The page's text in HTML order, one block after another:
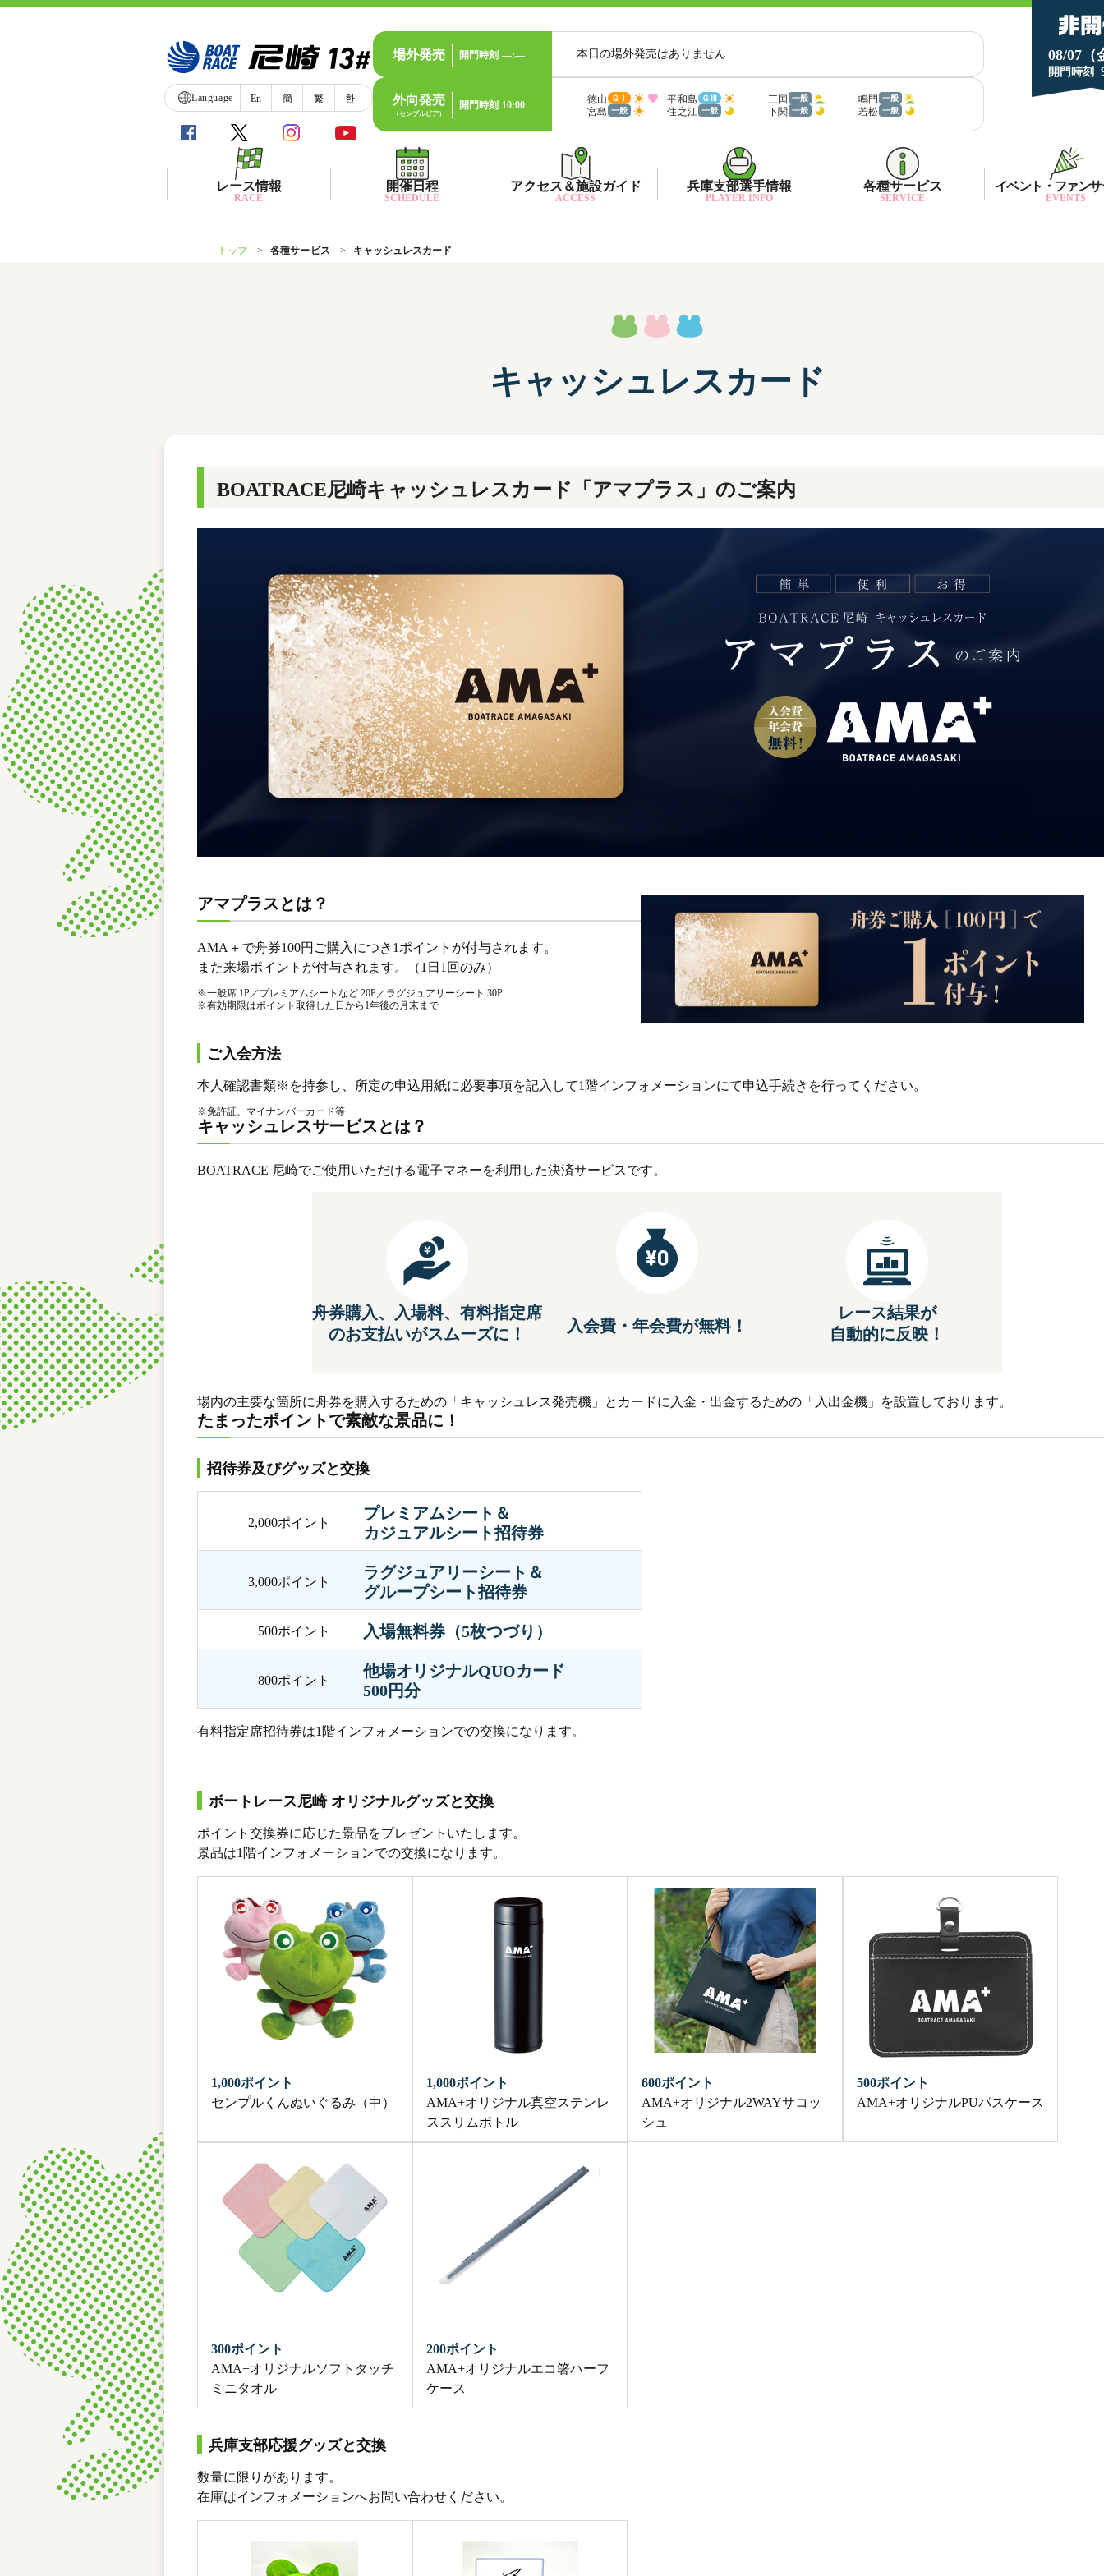
08/07（
開門時刻
Language En 簡 繁 한
場外発売 開門時刻 —:— 本日の場外発売はありません
外向発売
（センプルピア）
開門時刻 10:00 徳山 ＧⅠ 平和島 ＧⅢ 三国 一般 鳴門 一般
宮島 一般 住之江 一般 下関 一般 若松 一般
レース情報
RACE
ボートデータ
前検タイムランキング
選手検索
開催日程
SCHEDULE
アクセス＆施設ガイド
ACCESS
ファン送迎バス時刻表
施設案内
兵庫支部選手情報
PLAYER INFO
兵庫支部選手優勝実績
兵庫支部選手プロフィール一覧
各種サービス
SERVICE
マスコットキャラクター
イベント・ファン
EVENTS
トップ 各種サービス キャッシュレスカード
キャッシュレスカード
BOATRACE尼崎キャッシュレスカード「アマプラス」のご案内
アマプラスとは？
AMA＋で舟券100円ご購入につき1ポイントが付与されます。
また来場ポイントが付与されます。（1日1回のみ）
※一般席 1P／プレミアムシートなど 20P／ラグジュアリーシート 30P
※有効期限はポイント取得した日から1年後の月末まで
ご入会方法
本人確認書類※を持参し、所定の申込用紙に必要事項を記入して1階インフォメーションにて申込手続きを行ってください。
※免許証、マイナンバーカード等
キャッシュレスサービスとは？
BOATRACE 尼崎でご使用いただける電子マネーを利用した決済サービスです。
舟券購入、入場料、有料指定席
のお支払いがスムーズに！
入会費・年会費が無料！
レース結果が
自動的に反映！
場内の主要な箇所に舟券を購入するための「キャッシュレス発売機」とカードに入金・出金するための「入出金機」を設置しております。
たまったポイントで素敵な景品に！
招待券及びグッズと交換
2,000ポイント
プレミアムシート＆
カジュアルシート招待券
3,000ポイント
ラグジュアリーシート＆
グループシート招待券
500ポイント 入場無料券（5枚つづり）
800ポイント
他場オリジナルQUOカード
500円分
有料指定席招待券は1階インフォメーションでの交換になります。
ボートレース尼崎 オリジナルグッズと交換
ポイント交換券に応じた景品をプレゼントいたします。
景品は1階インフォメーションでの交換になります。
1,000ポイント
センプルくんぬいぐるみ（中）
1,000ポイント
AMA+オリジナル真空ステンレ
ススリムボトル
600ポイント
AMA+オリジナル2WAYサコッ
シュ
500ポイント
AMA+オリジナルPUパスケース
300ポイント
AMA+オリジナルソフトタッチ
ミニタオル
200ポイント
AMA+オリジナルエコ箸ハーフ
ケース
兵庫支部応援グッズと交換
数量に限りがあります。
在庫はインフォメーションへお問い合わせください。